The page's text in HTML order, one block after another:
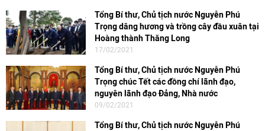
Tổng Bí thư, Chủ tịch nước Nguyễn Phú
Trọng dâng hương và trồng cây đầu xuân tại
Hoàng thành Thăng Long
17/02/2021
Tổng Bí thư, Chủ tịch nước Nguyễn Phú
Trọng chúc Tết các đồng chí lãnh đạo,
nguyên lãnh đạo Đảng, Nhà nước
09/02/2021
Tổng Bí thư, Chủ tịch nước Nguyễn Phú